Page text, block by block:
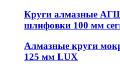
Круги алмазные
шлифовки 100 мм
Алмазные круги
125 мм LUX